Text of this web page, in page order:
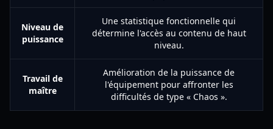
Niveau de
puissance
Une statistique fonctionnelle qui
détermine l'accès au contenu de haut
niveau.
Travail de
maître
Amélioration de la puissance de
l'équipement pour affronter les
difficultés de type « Chaos ».